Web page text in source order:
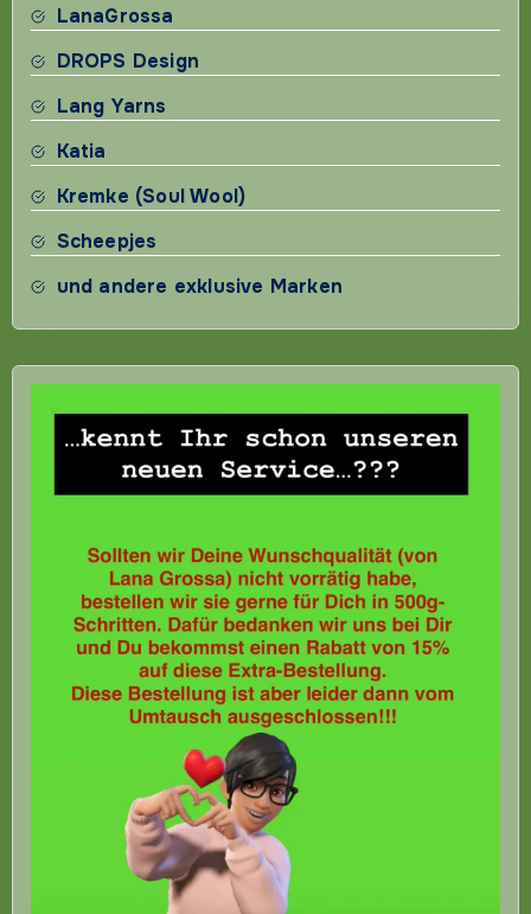
LanaGrossa
DROPS Design
Lang Yarns
Katia
Kremke (Soul Wool)
Scheepjes
und andere exklusive Marken